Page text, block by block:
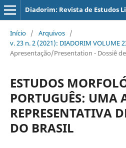
Diadorim: Revista de Estudos
Início / Arquivos /
v. 23 n. 2 (2021): DIADORIM VOLUME
Apresentação/Presentation - Dossiê
ESTUDOS
PORTUGUÊS: UMA
REPRESENTATIVA
DO BRASIL